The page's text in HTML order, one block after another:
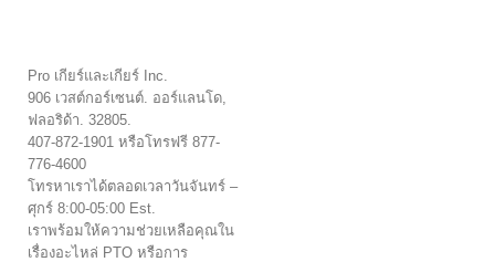
Pro เกียร์และเกียร์ Inc.
906 เวสต์กอร์เซนต์. ออร์แลนโด,
ฟลอริด้า. 32805.
407-872-1901 หรือโทรฟรี 877-
776-4600
โทรหาเราได้ตลอดเวลาวันจันทร์ –
ศุกร์ 8:00-05:00 Est.
เราพร้อมให้ความช่วยเหลือคุณใน
เรื่องอะไหล่ PTO หรือการ